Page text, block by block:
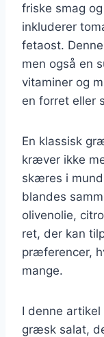
friske smag
inkluderer
fetaost.
men også en
vitaminer og
en forret eller
En klassisk
kræver ikke
skæres i
blandes
olivenolie,
ret, der kan
præferencer,
mange.
I denne
græsk salat,